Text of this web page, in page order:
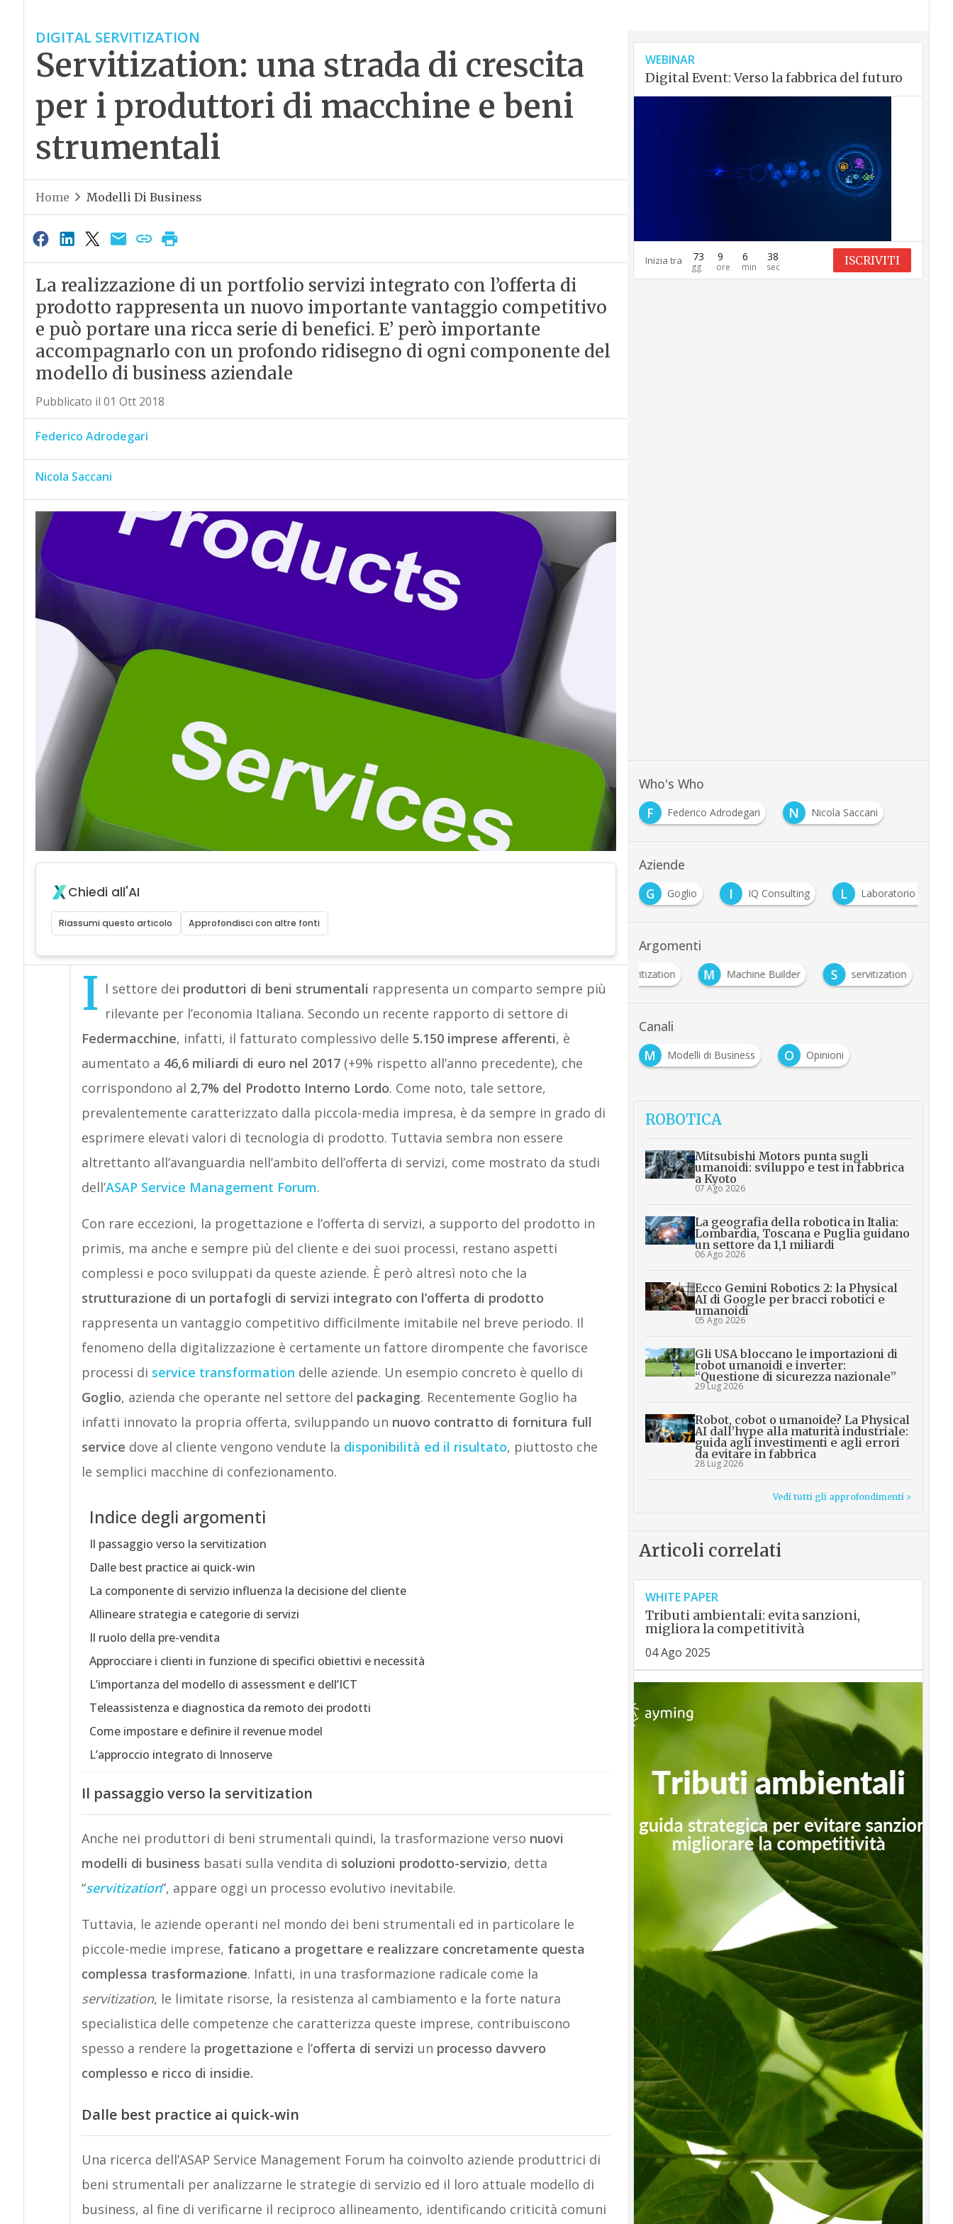
DIGITAL SERVITIZATION
Servitization: una strada di crescita
per i produttori di macchine e beni
strumentali
Home Modelli Di Business
La realizzazione di un portfolio servizi integrato con l’offerta di
prodotto rappresenta un nuovo importante vantaggio competitivo
e può portare una ricca serie di benefici. E’ però importante
accompagnarlo con un profondo ridisegno di ogni componente del
modello di business aziendale
Pubblicato il 01 Ott 2018
Federico Adrodegari
Nicola Saccani
Chiedi all'AI
Riassumi questo articolo Approfondisci con altre fonti
I l settore dei produttori di beni strumentali rappresenta un comparto sempre più
rilevante per l’economia Italiana. Secondo un recente rapporto di settore di
Federmacchine, infatti, il fatturato complessivo delle 5.150 imprese afferenti, è
aumentato a 46,6 miliardi di euro nel 2017(+9% rispetto all’anno precedente), che
corrispondono al 2,7% del Prodotto Interno Lordo. Come noto, tale settore,
prevalentemente caratterizzato dalla piccola-media impresa, è da sempre in grado di
esprimere elevati valori di tecnologia di prodotto. Tuttavia sembra non essere
altrettanto all’avanguardia nell’ambito dell’offerta di servizi, come mostrato da studi
dell’ASAP Service Management Forum.
Con rare eccezioni, la progettazione e l’offerta di servizi, a supporto del prodotto in
primis, ma anche e sempre più del cliente e dei suoi processi, restano aspetti
complessi e poco sviluppati da queste aziende. È però altresì noto che la
strutturazione di un portafogli di servizi integrato con l’offerta di prodotto
rappresenta un vantaggio competitivo difficilmente imitabile nel breve periodo. Il
fenomeno della digitalizzazione è certamente un fattore dirompente che favorisce
processi di service transformation delle aziende. Un esempio concreto è quello di
Goglio, azienda che operante nel settore del packaging. Recentemente Goglio ha
infatti innovato la propria offerta, sviluppando un nuovo contratto di fornitura full
service dove al cliente vengono vendute la disponibilità ed il risultato, piuttosto che
le semplici macchine di confezionamento.
Indice degli argomenti
Il passaggio verso la servitization
Dalle best practice ai quick-win
La componente di servizio influenza la decisione del cliente
Allineare strategia e categorie di servizi
Il ruolo della pre-vendita
Approcciare i clienti in funzione di specifici obiettivi e necessità
L’importanza del modello di assessment e dell’ICT
Teleassistenza e diagnostica da remoto dei prodotti
Come impostare e definire il revenue model
L’approccio integrato di Innoserve
Il passaggio verso la servitization
Anche nei produttori di beni strumentali quindi, la trasformazione verso nuovi
modelli di business basati sulla vendita di soluzioni prodotto-servizio, detta
“servitization”, appare oggi un processo evolutivo inevitabile.
Tuttavia, le aziende operanti nel mondo dei beni strumentali ed in particolare le
piccole-medie imprese, faticano a progettare e realizzare concretamente questa
complessa trasformazione. Infatti, in una trasformazione radicale come la
servitization, le limitate risorse, la resistenza al cambiamento e la forte natura
specialistica delle competenze che caratterizza queste imprese, contribuiscono
spesso a rendere la progettazione e l’offerta di servizi un processo davvero
complesso e ricco di insidie.
Dalle best practice ai quick-win
Una ricerca dell’ASAP Service Management Forum ha coinvolto aziende produttrici di
beni strumentali per analizzarne le strategie di servizio ed il loro attuale modello di
business, al fine di verificarne il reciproco allineamento, identificando criticità comuni
WEBINAR
Digital Event: Verso la fabbrica del futuro
Inizia tra 73 9 6 37 ISCRIVITI
Who's Who
F
Federico Adrodegari N Nicola Saccani
Aziende
G Goglio I IQ Consulting L Laboratorio RISE
Argomenti
Digital servitization M Machine Builder S servitization
Canali
M
Modelli di Business O Opinioni
ROBOTICA
Mitsubishi Motors punta sugli
umanoidi: sviluppo e test in fabbrica
a Kyoto
07 Ago 2026
La geografia della robotica in Italia:
Lombardia, Toscana e Puglia guidano
un settore da 1,1 miliardi
06 Ago 2026
Ecco Gemini Robotics 2: la Physical
AI di Google per bracci robotici e
umanoidi
05 Ago 2026
Gli USA bloccano le importazioni di
robot umanoidi e inverter:
“Questione di sicurezza nazionale”
29 Lug 2026
Robot, cobot o umanoide? La Physical
AI dall’hype alla maturità industriale:
guida agli investimenti e agli errori
da evitare in fabbrica
28 Lug 2026
Vedi tutti gli approfondimenti >
Articoli correlati
WHITE PAPER
Tributi ambientali: evita sanzioni,
migliora la competitività
04 Ago 2025